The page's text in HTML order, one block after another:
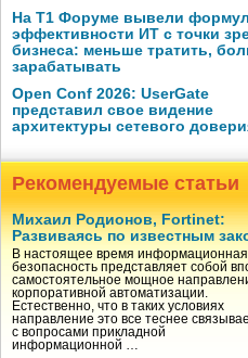
На Т1 Форуме вывели
эффективности ИТ с точки
бизнеса: меньше тратить,
зарабатывать
Open Conf 2026: UserGate
представил свое видение
архитектуры сетевого
Рекомендуемые статьи
Михаил Родионов, Fortinet:
Развиваясь по известным
В настоящее время информационная
безопасность представляет собой
самостоятельное мощное
корпоративной автоматизации.
Естественно, что в таких условиях
направление это все теснее
с вопросами прикладной
информационной …